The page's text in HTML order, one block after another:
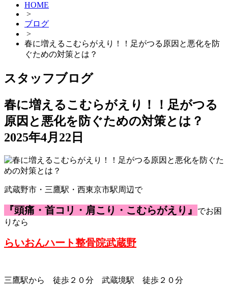
HOME
>
ブログ
>
春に増えるこむらがえり！！足がつる原因と悪化を防
ぐための対策とは？
スタッフブログ
春に増えるこむらがえり！！足がつる
原因と悪化を防ぐための対策とは？
2025年4月22日
武蔵野市・三鷹駅・西東京市駅周辺で
『頭痛・首コリ・肩こり・こむらがえり』
でお困
りなら
らいおんハート整骨院武蔵野
三鷹駅から 徒歩２０分 武蔵境駅 徒歩２０分